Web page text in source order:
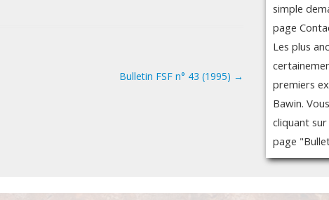
Bulletin FSF n° 43 (1995) →
simple
page
Les plus
premiers
Bawin.
cliquant
page